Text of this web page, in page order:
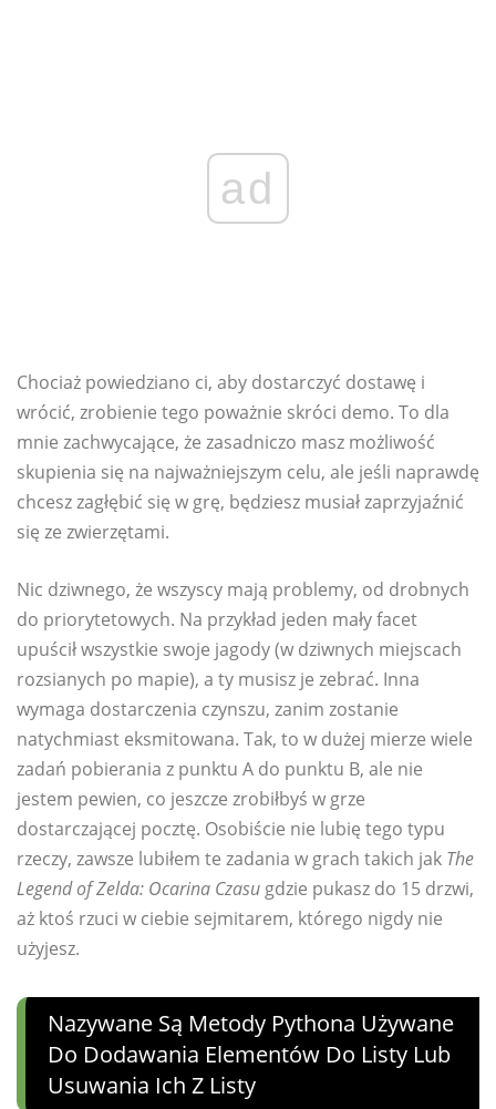
ad
Chociaż powiedziano ci, aby dostarczyć dostawę i
wrócić, zrobienie tego poważnie skróci demo. To dla
mnie zachwycające, że zasadniczo masz możliwość
skupienia się na najważniejszym celu, ale jeśli naprawdę
chcesz zagłębić się w grę, będziesz musiał zaprzyjaźnić
się ze zwierzętami.
Nic dziwnego, że wszyscy mają problemy, od drobnych
do priorytetowych. Na przykład jeden mały facet
upuścił wszystkie swoje jagody (w dziwnych miejscach
rozsianych po mapie), a ty musisz je zebrać. Inna
wymaga dostarczenia czynszu, zanim zostanie
natychmiast eksmitowana. Tak, to w dużej mierze wiele
zadań pobierania z punktu A do punktu B, ale nie
jestem pewien, co jeszcze zrobiłbyś w grze
dostarczającej pocztę. Osobiście nie lubię tego typu
rzeczy, zawsze lubiłem te zadania w grach takich jak The
Legend of Zelda: Ocarina Czasu gdzie pukasz do 15 drzwi,
aż ktoś rzuci w ciebie sejmitarem, którego nigdy nie
użyjesz.
Nazywane Są Metody Pythona Używane
Do Dodawania Elementów Do Listy Lub
Usuwania Ich Z Listy